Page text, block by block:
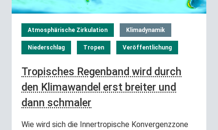
Atmosphärische Zirkulation Klimadynamik
Niederschlag Tropen Veröffentlichung
Tropisches Regenband wird durch
den Klimawandel erst breiter und
dann schmaler
Wie wird sich die Innertropische Konvergenzzone